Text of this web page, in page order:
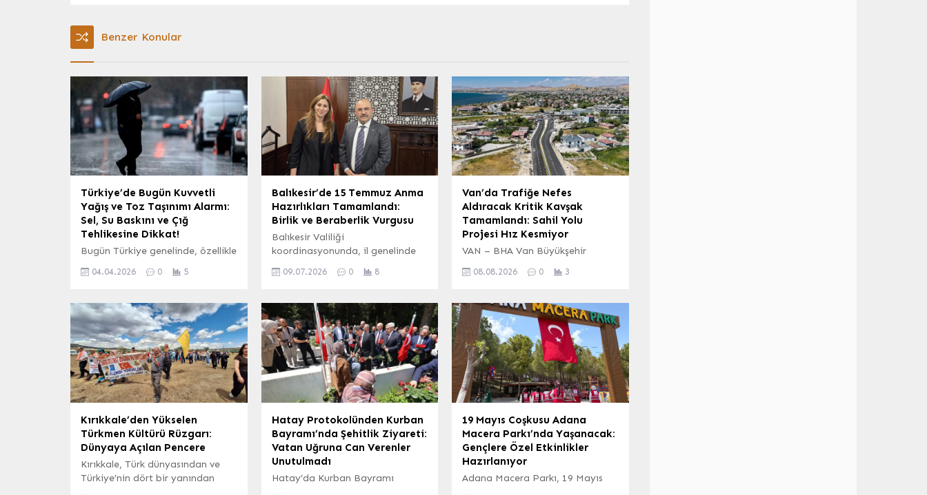
Benzer Konular
Türkiye’de Bugün Kuvvetli
Yağış ve Toz Taşınımı Alarmı:
Sel, Su Baskını ve Çığ
Tehlikesine Dikkat!
Bugün Türkiye genelinde, özellikle
beklenen yağışlar için kuvvetli
başta olmak üzere, Akdeniz sahil
şeridinde gök gürültülü
sağanakların etkili olacağı
tahmin ediliyor. Meteoroloji
yetkilileri, bu bölgelerde
yaşanabilecek olası sel ve su
baskınlarına karşı vatandaşları
dikkatli olmaya çağırdı.
Güneydoğu Anadolu Bölgesi’nde
ise Kuzey...
04.04.2026 0 5
Balıkesir’de 15 Temmuz Anma
Hazırlıkları Tamamlandı:
Birlik ve Beraberlik Vurgusu
Balıkesir Valiliği
koordinasyonunda, il genelinde
kentin gündemindeki önemli
Hasan Şıldak, ilçe ziyaretleri
kapsamında vatandaşlarla bir
araya gelerek kamu hizmetlerinin
sahadaki takibini ve kurumlar
arası koordinasyonu ele aldı. 15
Temmuz Hazırlıkları Masaya
Yatırıldı Görüşmelerin ana
gündem maddelerinden biri de
yaklaşan 15 Temmuz Demokrasi
ve...
09.07.2026 0 8
Van’da Trafiğe Nefes
Aldıracak Kritik Kavşak
Tamamlandı: Sahil Yolu
Projesi Hız Kesmiyor
VAN – BHA Van Büyükşehir
değiştirecek vizyon projelerinden
sürdürüyor. Projenin en kritik
noktalarından biri olan İskele
sahil başındaki kavşak
düzenlemesi başarıyla
tamamlanarak, Sahil Yolu’nun 2.
ve 3. etapları kesintisiz ve
doğrudan bir bağlantı ağına
kavuştu. Kavşak Düzenlemesiyle
Trafik Akışı Rahatlayacak
Bölgede gerçekleştirilen
kamulaştırma...
08.08.2026 0 3
Kırıkkale’den Yükselen
Türkmen Kültürü Rüzgarı:
Dünyaya Açılan Pencere
Kırıkkale, Türk dünyasından ve
Türkiye’nin dört bir yanından
Hatay Protokolünden Kurban
Bayramı’nda Şehitlik Ziyareti:
Vatan Uğruna Can Verenler
Unutulmadı
Hatay’da Kurban Bayramı
19 Mayıs Coşkusu Adana
Macera Parkı’nda Yaşanacak:
Gençlere Özel Etkinlikler
Hazırlanıyor
Adana Macera Parkı, 19 Mayıs